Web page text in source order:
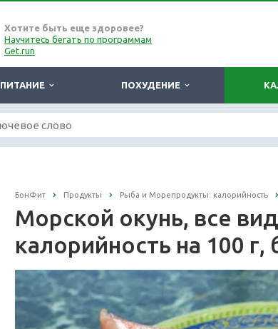
Хотите быть еще здоровее?
Научитесь бегать по программам
Get.run
ПИТАНИЕ ПОХУДЕНИЕ
БонФит Продукты Рыба и Морепродукты: калорийность
Морской окунь, все
калорийность на 100